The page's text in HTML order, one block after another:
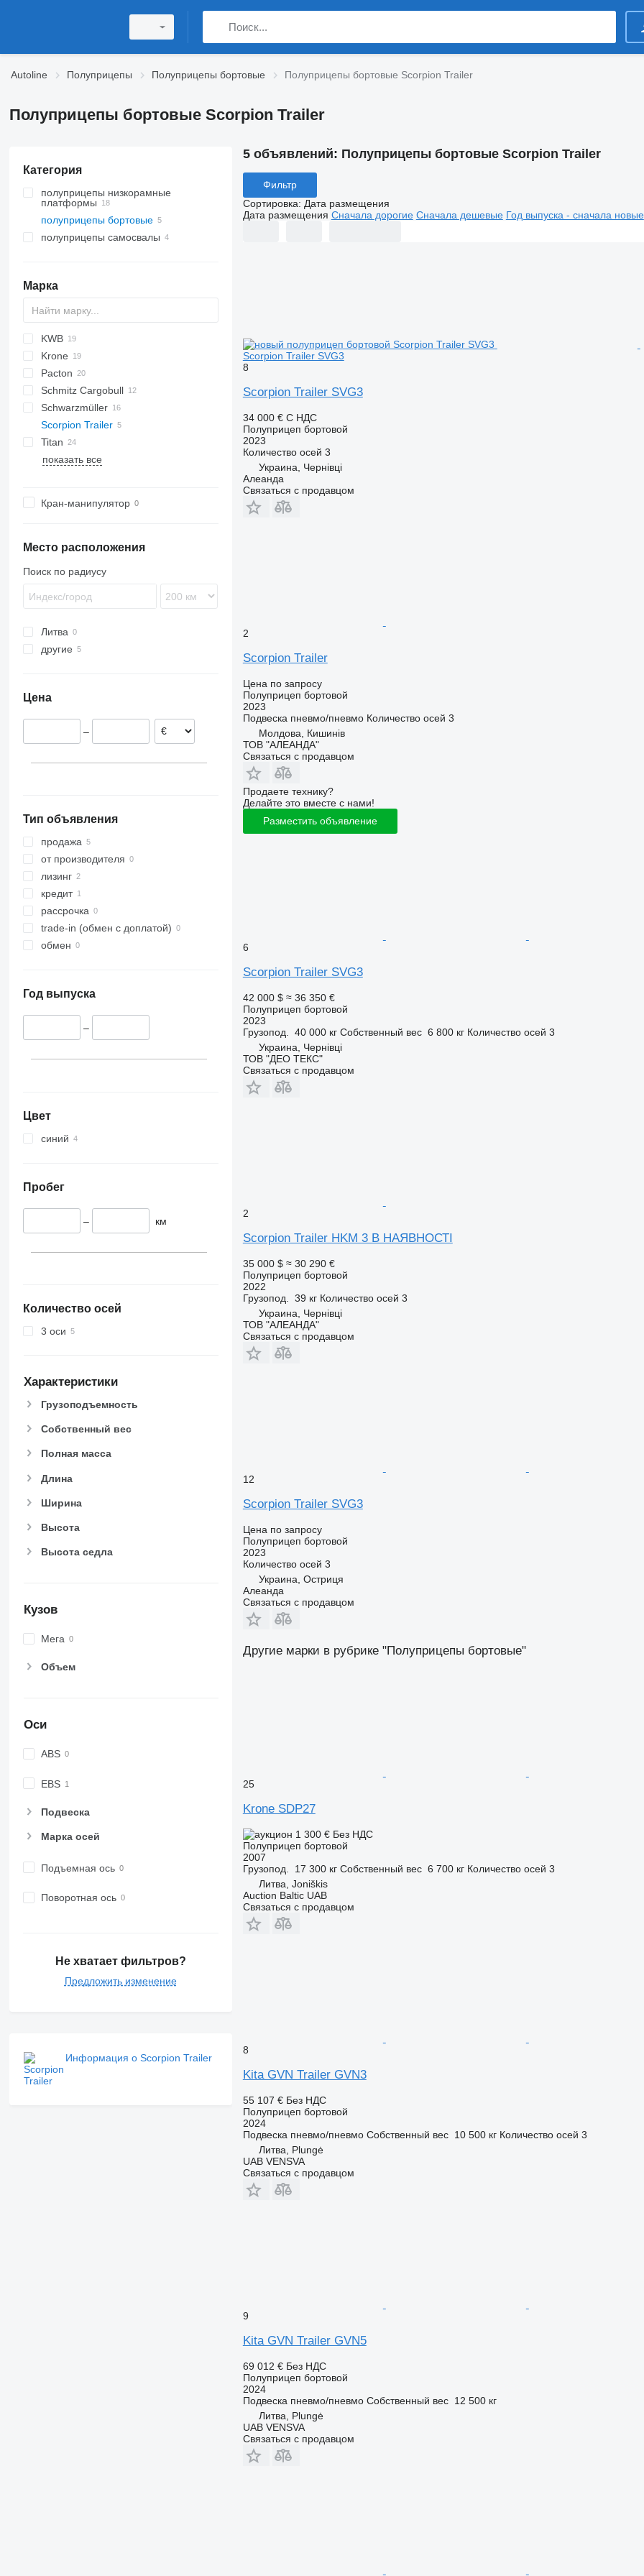
Autoline Полуприцепы Полуприцепы бортовые Полуприцепы бортовые Scorpion Trailer
Полуприцепы бортовые Scorpion Trailer
Категория
полуприцепы низкорамные
платформы
полуприцепы бортовые
полуприцепы самосвалы
Марка
PS
2 series
TXA
SDS
SZS
FLO
DRO
KWB
D-series
SP
Krone
SD
SDP
SZ
S 24
SN
O-3
MPS
SPL
OVB
Pacton
T-series
TPD
TXD
NV
Schmitz Cargobull
S-series
SCB
SCS
SPR
Schwarzmüller
S1
SPA
Scorpion Trailer
Titan
VHLO
VO
NS
D-series
показать все
Кран-манипулятор
Место расположения
Поиск по радиусу
Литва
другие
Цена
–
Тип объявления
продажа
от производителя
лизинг
кредит
рассрочка
trade-in (обмен с доплатой)
обмен
Год выпуска
–
Цвет
синий
Пробег
– км
Количество осей
3 оси
Характеристики
Грузоподъемность
Собственный вес
Полная масса
Длина
Ширина
Высота
Высота седла
Кузов
Мега
Объем
Оси
ABS
EBS
Подвеска
Марка осей
Подъемная ось
Поворотная ось
Не хватает фильтров?
Предложить изменение
Информация о Scorpion Trailer
5 объявлений: Полуприцепы бортовые Scorpion Trailer
Фильтр
Сортировка: Дата размещения
Дата размещения Сначала дорогие Сначала дешевые Год выпуска - сначала новые
Scorpion Trailer SVG3
8
Scorpion Trailer SVG3
34 000 € С НДС
Полуприцеп бортовой
2023
Количество осей 3
Украина, Чернівці
Алеанда
Связаться с продавцом
2
Scorpion Trailer
Цена по запросу
Полуприцеп бортовой
2023
Подвеска пневмо/пневмо Количество осей 3
Молдова, Кишинів
ТОВ "АЛЕАНДА"
Связаться с продавцом
Продаете технику?
Делайте это вместе с нами!
Разместить объявление
6
Scorpion Trailer SVG3
42 000 $ ≈ 36 350 €
Полуприцеп бортовой
2023
Грузопод.
40 000 кг Собственный вес 6 800 кг Количество осей 3
Украина, Чернівці
ТОВ "ДЕО ТЕКС"
Связаться с продавцом
2
Scorpion Trailer HKM 3 В НАЯВНОСТІ
35 000 $ ≈ 30 290 €
Полуприцеп бортовой
2022
Грузопод.
39 кг Количество осей 3
Украина, Чернівці
ТОВ "АЛЕАНДА"
Связаться с продавцом
12
Scorpion Trailer SVG3
Цена по запросу
Полуприцеп бортовой
2023
Количество осей 3
Украина, Остриця
Алеанда
Связаться с продавцом
Другие марки в рубрике "Полуприцепы бортовые"
25
Krone SDP27
1 300 € Без НДС
Полуприцеп бортовой
2007
Грузопод.
17 300 кг Собственный вес 6 700 кг Количество осей 3
Литва, Joniškis
Auction Baltic UAB
Связаться с продавцом
8
Kita GVN Trailer GVN3
55 107 € Без НДС
Полуприцеп бортовой
2024
Подвеска пневмо/пневмо Собственный вес 10 500 кг Количество осей 3
Литва, Plungė
UAB VENSVA
Связаться с продавцом
9
Kita GVN Trailer GVN5
69 012 € Без НДС
Полуприцеп бортовой
2024
Подвеска пневмо/пневмо Собственный вес 12 500 кг
Литва, Plungė
UAB VENSVA
Связаться с продавцом